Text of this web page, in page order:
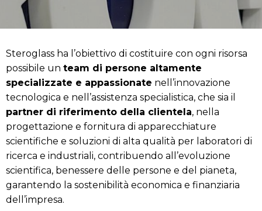
Steroglass ha l’obiettivo di costituire con ogni risorsa
possibile un team di persone altamente
specializzate e appassionate nell’innovazione
tecnologica e nell’assistenza specialistica, che sia il
partner di riferimento della clientela, nella
progettazione e fornitura di apparecchiature
scientifiche e soluzioni di alta qualità per laboratori di
ricerca e industriali, contribuendo all’evoluzione
scientifica, benessere delle persone e del pianeta,
garantendo la sostenibilità economica e finanziaria
dell’impresa.